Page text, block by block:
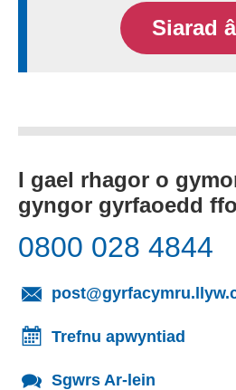
Siarad
I gael rhagor o
gyngor gyrfaoedd
0800 028 4844
Trefnu apwyntiad
Sgwrs Ar-lein